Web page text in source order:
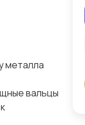
металла
вальцы